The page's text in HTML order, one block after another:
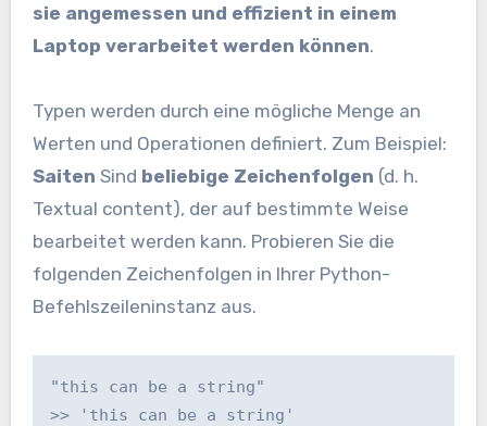
sie angemessen und effizient in einem
Laptop verarbeitet werden können.
Typen werden durch eine mögliche Menge an
Werten und Operationen definiert. Zum Beispiel:
Saiten Sind beliebige Zeichenfolgen (d. h.
Textual content), der auf bestimmte Weise
bearbeitet werden kann. Probieren Sie die
folgenden Zeichenfolgen in Ihrer Python-
Befehlszeileninstanz aus.
"this can be a string"
>> 'this can be a string'